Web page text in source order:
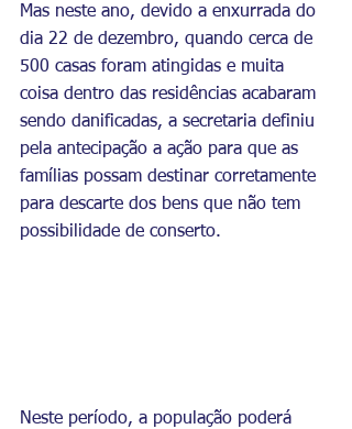
Mas neste ano, devido a enxurrada do
dia 22 de dezembro, quando cerca de
500 casas foram atingidas e muita
coisa dentro das residências acabaram
sendo danificadas, a secretaria definiu
pela antecipação a ação para que as
famílias possam destinar corretamente
para descarte dos bens que não tem
possibilidade de conserto.
Neste período, a população poderá